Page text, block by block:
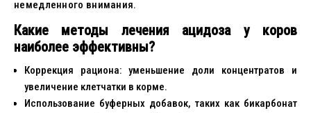
немедленного внимания.
Какие методы лечения ацидоза у коров
наиболее эффективны?
Коррекция рациона: уменьшение доли концентратов и
увеличение клетчатки в корме.
Использование буферных добавок, таких как бикарбонат